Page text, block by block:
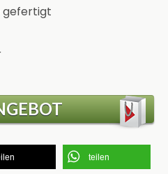
gefertigt
teilen